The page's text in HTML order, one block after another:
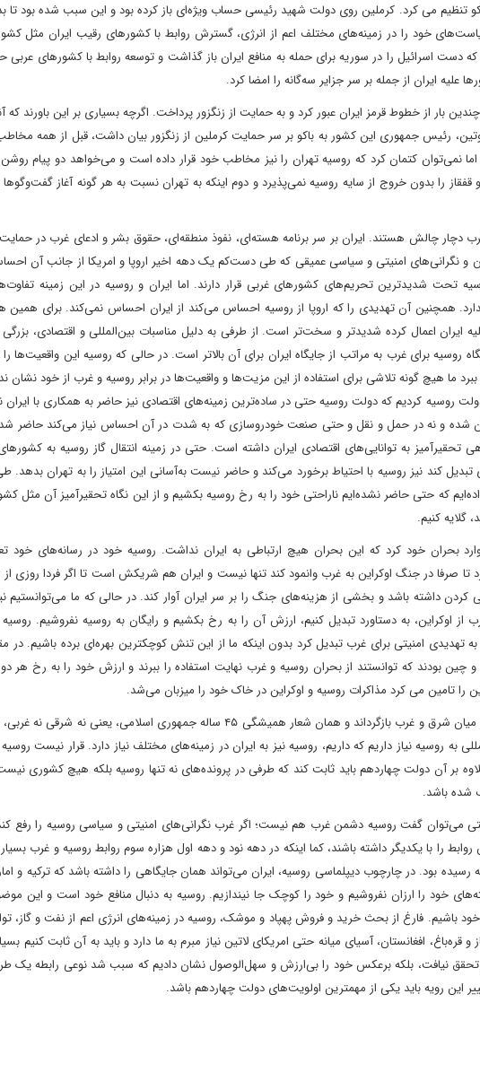
تنظیم می کرد. کرملین روی دولت شهید رئیسی حساب ویژه‌ای باز کرده بود و این سبب شده بود تا
خود را در زمینه‌های مختلف اعم از انرژی، گسترش روابط با کشورهای رقیب ایران مثل
که دست اسرائیل را در سوریه برای حمله به منافع ایران باز گذاشت و توسعه روابط با کشورهای عربی
علیه ایران از جمله بر سر جزایر سه‌گانه را امضا کرد.
بار از خطوط قرمز ایران عبور کرد و به حمایت از زنگزور پرداخت. اگرچه بسیاری بر این باورند که
رئیس جمهوری این کشور به باکو بر سر حمایت کرملین از زنگزور بیان داشت، قبل از همه
اما نمی‌توان کتمان کرد که روسیه تهران را نیز مخاطب خود قرار داده است و می‌خواهد دو پیام روشن
قفقاز را بدون خروج از سایه روسیه نمی‌پذیرد و دوم اینکه به تهران نسبت به هر گونه آغاز
دچار چالش هستند. ایران بر سر برنامه هسته‌ای، نفوذ منطقه‌ای، حقوق بشر و ادعای غرب در حمایت
و نگرانی‌های امنیتی و سیاسی‌ عمیقی که طی دست‌کم یک دهه اخیر اروپا و امریکا از جانب آن احساس
تحت شدیدترین تحریم‌های کشورهای غربی قرار دارند. اما ایران و روسیه در این زمینه
ندارد. همچنین آن تهدیدی را که اروپا از روسیه احساس می‌کند از ایران احساس نمی‌کند. برای
ایران اعمال کرده شدیدتر و سخت‌تر است. از طرفی به دلیل مناسبات بین‌المللی و اقتصادی، بزرگی
روسیه برای غرب به مراتب از جایگاه ایران برای آن بالاتر است. در حالی که روسیه این واقعیت‌ها
ما هیچ گونه تلاشی برای استفاده از این مزیت‌ها و واقعیت‌ها در برابر روسیه و غرب از خود نشان
روسیه کردیم که دولت روسیه حتی در ساده‌ترین زمینه‌های اقتصادی نیز حاضر به همکاری با
شده و نه در حمل و نقل و حتی صنعت خودروسازی که به شدت در آن احساس نیاز می‌کند حاضر
به توانایی‌های اقتصادی ایران داشته است. حتی در زمینه انتقال گاز روسیه به
تبدیل کند نیز روسیه با احتیاط برخورد می‌کند و حاضر نیست به‌آسانی این امتیاز را به تهران
که حتی حاضر نشده‌ایم ناراحتی خود را به رخ روسیه بکشیم و از این نگاه تحقیرآمیز آن مثل
کنیم.
بحران خود کرد که این بحران هیچ ارتباطی به ایران نداشت. روسیه خود در رسانه‌های خود
تا صرفا در جنگ اوکراین به غرب وانمود کند تنها نیست و ایران هم شریکش است تا اگر فردا روزی از
کردن داشته باشد و بخشی از هزینه‌های جنگ را بر سر ایران آوار کند. در حالی که ما می‌توانستیم
از اوکراین، به دستاورد تبدیل کنیم، ارزش آن را به رخ بکشیم و رایگان به روسیه نفروشیم.
تهدیدی امنیتی برای غرب تبدیل کرد بدون اینکه ما از این تنش کوچکترین بهره‌ای برده باشیم. در
و چین بودند که توانستند از بحران روسیه و غرب نهایت استفاده را ببرند و ارزش خود را به رخ هر
را تامین می کرد مذاکرات روسیه و اوکراین در خاک خود را میزبان می‌شد.
دولت چهاردهم باید توازن را در دیپلماسی میان شرق و غرب بازگرداند و همان شعار همیشگی ۴۵ ساله جمهوری
به روسیه نیاز داریم که داریم، روسیه نیز به ایران در زمینه‌های مختلف نیاز دارد. قرار نیست
بر آن دولت چهاردهم باید ثابت کند که طرفی در پرونده‌های نه تنها روسیه بلکه هیچ کشوری
شده باشد.
می‌توان گفت روسیه دشمن غرب هم نیست؛ اگر غرب نگرانی‌های امنیتی و سیاسی روسیه را رفع کند
را با یکدیگر داشته باشند، کما اینکه در دهه نود و دهه اول هزاره سوم روابط روسیه و غرب
رسیده بود. در چارچوب دیپلماسی روسیه، ایران می‌تواند همان جایگاهی را داشته باشد که ترکیه و
خود را ارزان نفروشیم و خود را کوچک جا نیندازیم. روسیه به دنبال منافع خود است و این
باشیم. فارغ از بحث خرید و فروش پهپاد و موشک، روسیه در زمینه‌های انرژی اعم از نفت و گاز،
قره‌باغ، افغانستان، آسیای میانه حتی امریکای لاتین نیاز مبرم به ما دارد و باید به آن ثابت کنیم
نیافت، بلکه برعکس خود را بی‌ارزش و سهل‌الوصول نشان دادیم که سبب شد نوعی رابطه یک
این رویه باید یکی از مهمترین اولویت‌های دولت چهاردهم باشد.